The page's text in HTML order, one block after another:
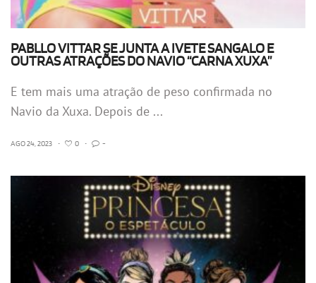
PABLLO VITTAR SE JUNTA A IVETE SANGALO E
OUTRAS ATRAÇÕES DO NAVIO “CARNA XUXA”
E tem mais uma atração de peso confirmada no
Navio da Xuxa. Depois de ...
AGO 24, 2023 • 0 • -